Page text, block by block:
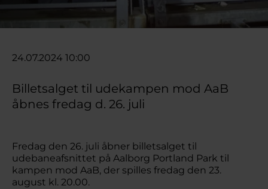
24.07.2024 10:00
Billetsalget til udekampen mod AaB
åbnes fredag d. 26. juli
Fredag den 26. juli åbner billetsalget til
udebaneafsnittet på Aalborg Portland Park til
kampen mod AaB, der spilles fredag den 23.
august kl. 20.00.